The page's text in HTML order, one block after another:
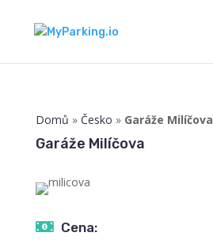
Domů » Česko » Garáže Milíčova
Garáže Milíčova
Cena: